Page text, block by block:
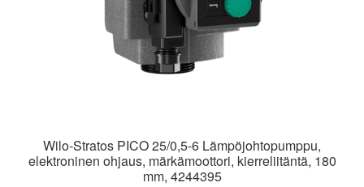
Wilo-Stratos PICO 25/0,5-6 Lämpöjohtopumppu,
elektroninen ohjaus, märkämoottori, kierreliitäntä, 180
mm, 4244395